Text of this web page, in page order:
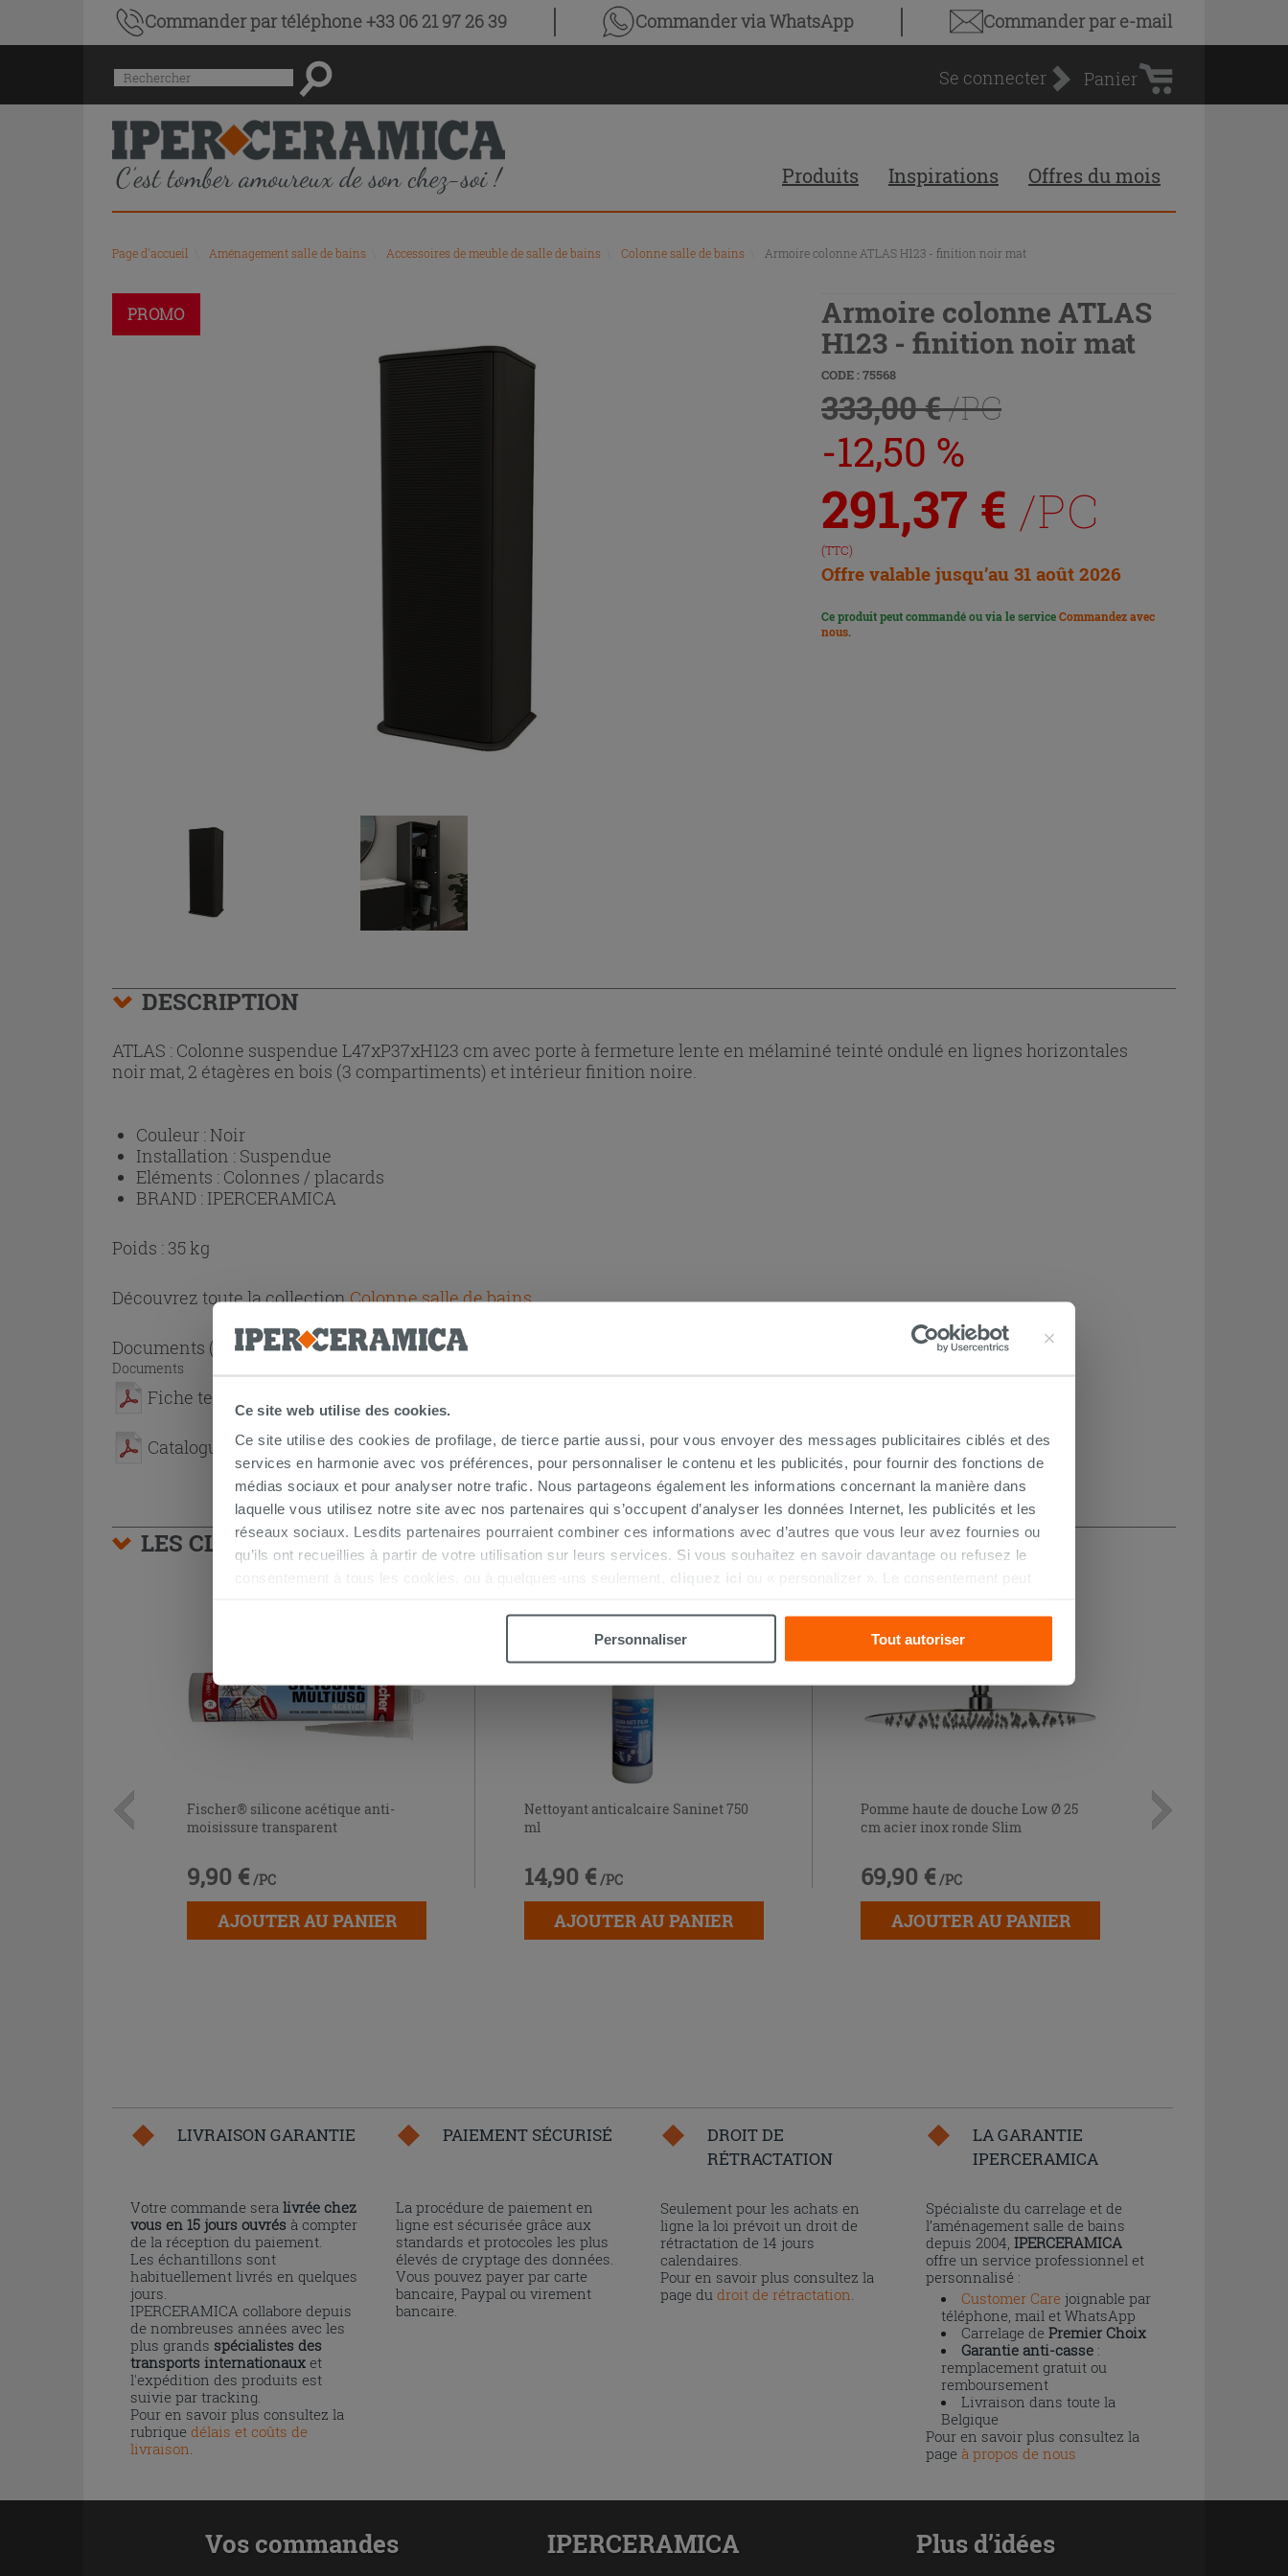
Ce site web utilise des cookies.
Ce site utilise des cookies de profilage, de tierce partie aussi, pour vous envoyer des messages publicitaires ciblés et des
services en harmonie avec vos préférences, pour personnaliser le contenu et les publicités, pour fournir des fonctions de
médias sociaux et pour analyser notre trafic. Nous partageons également les informations concernant la manière dans
laquelle vous utilisez notre site avec nos partenaires qui s’occupent d’analyser les données Internet, les publicités et les
réseaux sociaux. Lesdits partenaires pourraient combiner ces informations avec d’autres que vous leur avez fournies ou
qu’ils ont recueillies à partir de votre utilisation sur leurs services. Si vous souhaitez en savoir davantage ou refusez le
consentement à tous les cookies, ou à quelques-uns seulement,
cliquez ici ou « personalizer ». Le consentement peut
Personnaliser
Tout autoriser
Commander par téléphone +33 06 21 97 26 39 Commander via WhatsApp Commander par e-mail
Menu
de
l'historique
des
recherches
et
du
contenu
du
Rechercher Se connecter
d'achat
Panier
Produits Inspirations Offres du mois
Page d'accueil Aménagement salle de bains Accessoires de meuble de salle de bains Colonne salle de bains Armoire colonne ATLAS H123 - finition noir mat
PROMO
Armoire colonne ATLAS
H123 - finition noir mat
CODE : 75568
333,00 €/PC
-12,50 %
291,37 € /PC
(TTC)
Offre valable jusqu’au 31 août 2026
Ce produit peut commandé ou via le serviceCommandez avec
nous.
DESCRIPTION
ATLAS : Colonne suspendue L47xP37xH123 cm avec porte à fermeture lente en mélaminé teinté ondulé en lignes horizontales
noir mat, 2 étagères en bois (3 compartiments) et intérieur finition noire.
Couleur :Noir
Installation : Suspendue
Eléments : Colonnes / placards
BRAND : IPERCERAMICA
Poids : 35 kg
Découvrez toute la collectionColonne salle de bains
Documents ( 1 - 2 sur 2 )
Documents
Fiche technique
Catalogue de la collection Atlas
LES CLIENTS AYANT ACHETÉ CE PRODUIT ONT ÉGALEMENT ACHETÉ
Fischer® silicone acétique anti-
moisissure transparent
9,90 € /PC
AJOUTER AU PANIER
Nettoyant anticalcaire Saninet 750
ml
14,90 € /PC
AJOUTER AU PANIER
Pomme haute de douche Low Ø 25
cm acier inox ronde Slim
69,90 € /PC
AJOUTER AU PANIER
LIVRAISON GARANTIE
Votre commande sera livrée chez
vous en 15 jours ouvrés à compter
de la réception du paiement.
Les échantillons sont
habituellement livrés en quelques
jours.
IPERCERAMICA collabore depuis
de nombreuses années avec les
plus grands spécialistes des
transports internationaux et
l'expédition des produits est
suivie par tracking.
Pour en savoir plus consultez la
rubrique délais et coûts de
livraison
PAIEMENT SÉCURISÉ
La procédure de paiement en
ligne est sécurisée grâce aux
standards et protocoles les plus
élevés de cryptage des données.
Vous pouvez payer par carte
bancaire, Paypal ou virement
bancaire.
DROIT DE
RÉTRACTATION
Seulement pour les achats en
ligne la loi prévoit un droit de
rétractation de 14 jours
calendaires.
Pour en savoir plus consultez la
page dudroit de rétractation
LA GARANTIE
IPERCERAMICA
Spécialiste du carrelage et de
l’aménagement salle de bains
depuis 2004, IPERCERAMICA
offre un service professionnel et
personnalisé :
Customer Carejoignable par
téléphone, mail et WhatsApp
Carrelage de Premier Choix
Garantie anti-casse:
remplacement gratuit ou
remboursement
Livraison dans toute la
Belgique
Pour en savoir plus consultez la
page à propos de nous
Vos commandes IPERCERAMICA Plus d’idées